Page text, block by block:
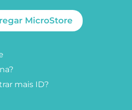
MicroStore
mais ID?